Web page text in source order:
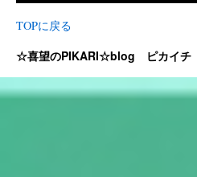
TOPに戻る
☆喜望のPIKARI☆blog ピカイチ